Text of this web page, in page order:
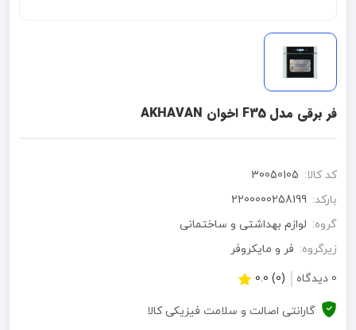
فر برقی مدل F35 اخوان AKHAVAN
کد کالا: 30050105
بارکد: 2200000258199
گروه: لوازم بهداشتی و ساختمانی
زیرگروه: فر و مایکروفر
0 دیدگاه
(0) 0.0
گارانتی اصالت و سلامت فیزیکی کالا